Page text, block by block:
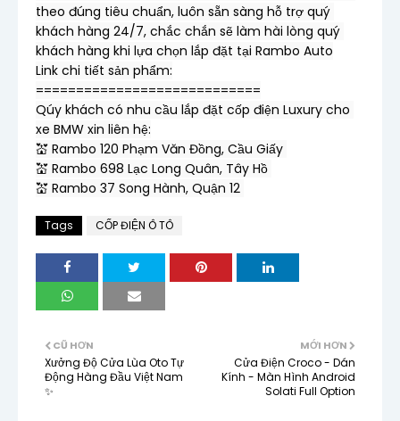
theo đúng tiêu chuẩn, luôn sẵn sàng hỗ trợ quý
khách hàng 24/7, chắc chắn sẽ làm hài lòng quý
khách hàng khi lựa chọn lắp đặt tại Rambo Auto
Link chi tiết sản phẩm:
============================
Qúy khách có nhu cầu lắp đặt cốp điện Luxury cho
xe BMW xin liên hệ:
💒 Rambo 120 Phạm Văn Đồng, Cầu Giấy
💒 Rambo 698 Lạc Long Quân, Tây Hồ
💒 Rambo 37 Song Hành, Quận 12
Tags CỐP ĐIỆN Ô TÔ
MỚI HƠN
Cửa Điện Croco - Dán
Kính - Màn Hình Android
Solati Full Option
CŨ HƠN
Xưởng Độ Cửa Lùa Oto Tự
Động Hàng Đầu Việt Nam
✨